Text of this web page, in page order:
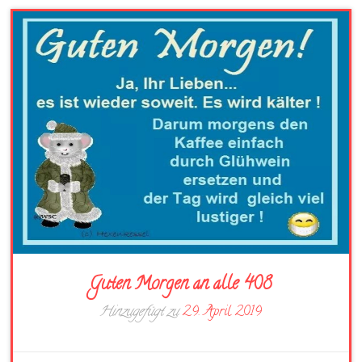
Guten Morgen an alle 408
Hinzugefügt zu29. April 2019